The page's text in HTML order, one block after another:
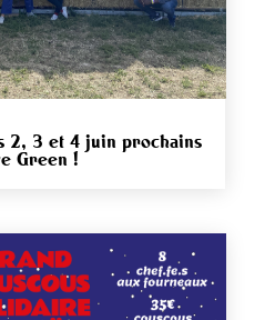
2, 3 et 4 juin prochains
Green !